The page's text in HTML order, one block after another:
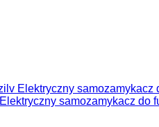
Elektryczny samozamykacz
Elektryczny samozamykacz do